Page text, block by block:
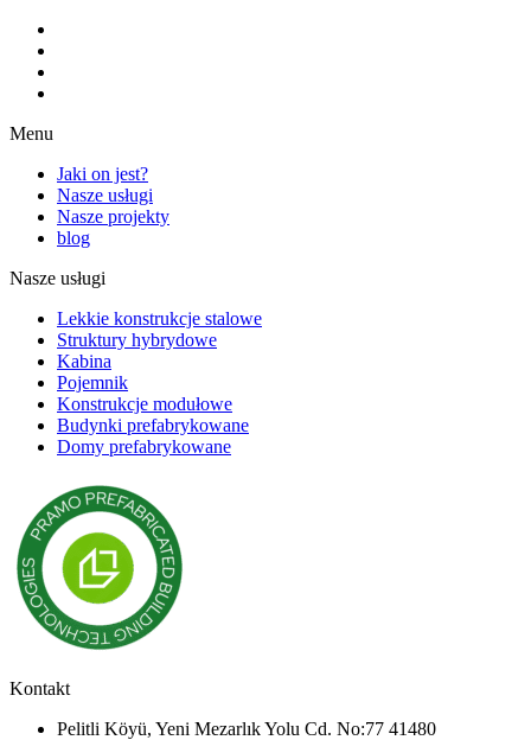
Menu
Jaki on jest?
Nasze usługi
Nasze projekty
blog
Nasze usługi
Lekkie konstrukcje stalowe
Struktury hybrydowe
Kabina
Pojemnik
Konstrukcje modułowe
Budynki prefabrykowane
Domy prefabrykowane
Kontakt
Pelitli Köyü, Yeni Mezarlık Yolu Cd. No:77 41480